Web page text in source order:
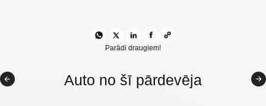
Parkošanās asistents
Priekšējie un aizmugurējie parkošanās sensori
Parādi draugiem!
Auto no šī pārdevēja